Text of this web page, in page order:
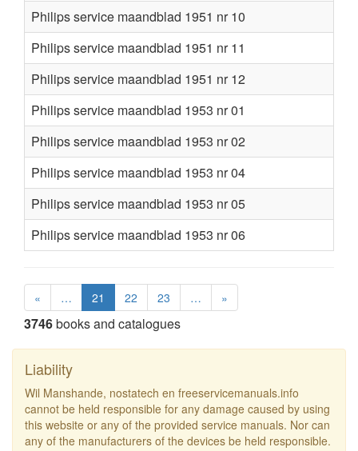
Philips service maandblad 1951 nr 10
Philips service maandblad 1951 nr 11
Philips service maandblad 1951 nr 12
Philips service maandblad 1953 nr 01
Philips service maandblad 1953 nr 02
Philips service maandblad 1953 nr 04
Philips service maandblad 1953 nr 05
Philips service maandblad 1953 nr 06
« … 21 22 23 … »
3746books and catalogues
Liability
Wil Manshande, nostatech en freeservicemanuals.info
cannot be held responsible for any damage caused by using
this website or any of the provided service manuals. Nor can
any of the manufacturers of the devices be held responsible.